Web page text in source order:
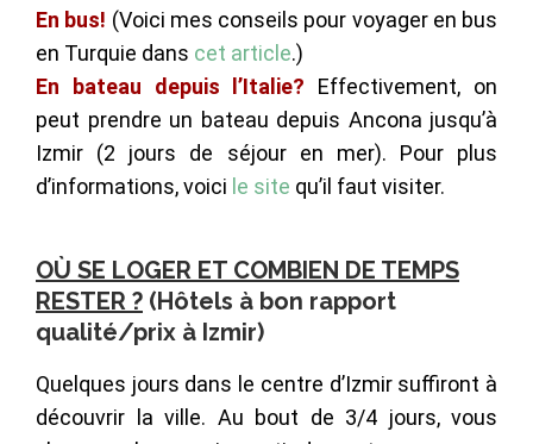
En bus! (Voici mes conseils pour voyager en bus
en Turquie dans cet article.)
En bateau
depuis l’Italie? Effectivement, on
peut prendre un bateau depuis Ancona jusqu’à
Izmir (2 jours de séjour en mer). Pour plus
d’informations, voici le site qu’il faut visiter.
OÙ SE LOGER ET COMBIEN DE TEMPS
RESTER ? (Hôtels à bon rapport
qualité/prix à Izmir)
Quelques jours dans le centre d’Izmir suffiront à
découvrir la ville. Au bout de 3/4 jours, vous